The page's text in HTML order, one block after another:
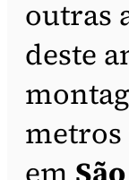
outras
deste
metros